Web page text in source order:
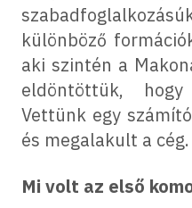
különböző
aki szintén a
eldöntöttük,
Vettünk egy
és megalakult a cég.
Mi volt az első